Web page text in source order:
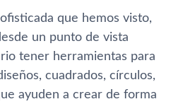
que hemos visto,
un punto de vista
tener herramientas para
cuadrados, cí­rculos,
ayuden a crear de forma